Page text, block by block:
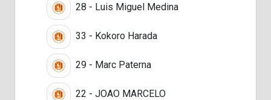
28 - Luis Miguel Medina
33 - Kokoro Harada
29 - Marc Paterna
22 - JOAO MARCELO